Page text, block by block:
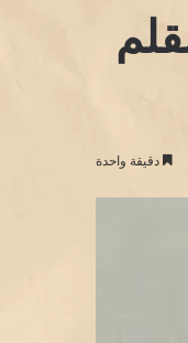
دقيقة واحدة